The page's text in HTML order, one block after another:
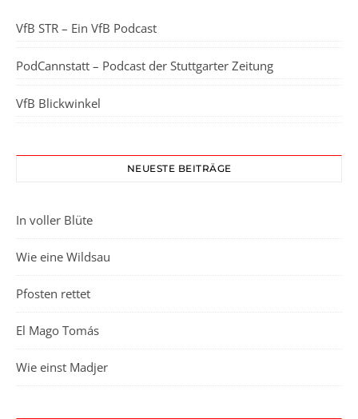
VfB STR – Ein VfB Podcast
PodCannstatt – Podcast der Stuttgarter Zeitung
VfB Blickwinkel
NEUESTE BEITRÄGE
In voller Blüte
Wie eine Wildsau
Pfosten rettet
El Mago Tomás
Wie einst Madjer